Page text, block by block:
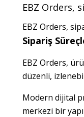
EBZ Orders,
EBZ Orders,
Sipariş
EBZ Orders,
düzenli,
Modern dijital
merkezi bir